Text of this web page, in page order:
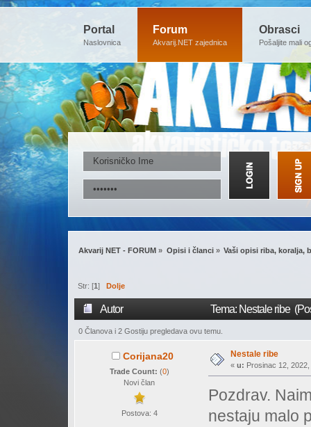
Portal
Naslovnica
Forum
Akvarij.NET zajednica
Obrasci
Pošaljite mali
Akvarij NET - FORUM » Opisi i članci» Vaši opisi riba, koralja,
Str: [1] Dolje
Autor Tema: Nestale ribe
0 Članova i 2 Gostiju pregledava ovu temu.
Corijana20
Trade Count: (0)
Novi član
Postova: 4
Nestale ribe
« u: Prosinac 12,
Pozdrav.
nestaju malo